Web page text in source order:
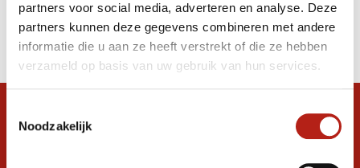
partners voor social media, adverteren en analyse. Deze
partners kunnen deze gegevens combineren met andere
informatie die u aan ze heeft verstrekt of die ze hebben
verzameld op basis van uw gebruik van hun services.
Noodzakelijk
Producten
Filter